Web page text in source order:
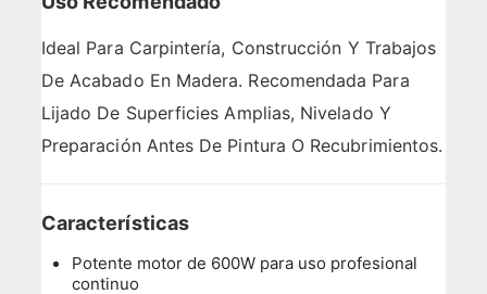
Ideal Para Carpintería, Construcción Y Trabajos
De Acabado En Madera. Recomendada Para
Lijado De Superficies Amplias, Nivelado Y
Preparación Antes De Pintura O Recubrimientos.
Características
Potente motor de 600W para uso profesional
continuo